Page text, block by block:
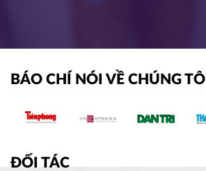
10/03/2026
UNIVERSITY
BÁO CHÍ NÓI VỀ CHÚNG TÔI
ĐỐI TÁC